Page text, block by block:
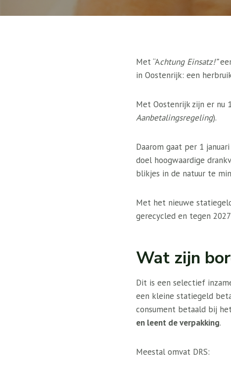
Met “Achtung Einsatz!”
in Oostenrijk: een
Met Oostenrijk zijn er nu
Aanbetalingsregeling).
Daarom gaat per 1
doel hoogwaardige
blikjes in de natuur te
Met het nieuwe
gerecycled en tegen
Wat zijn
Dit is een selectief
een kleine statiegeld
consument betaald bij
en leent de verpakking.
Meestal omvat DRS: